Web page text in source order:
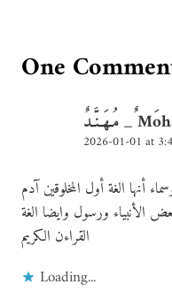
One
2026-01-01 at
أنها الغة أول المخلوقين آدم
الأنبياء ورسول وايضا الغة
القراءن الكريم
Loading...